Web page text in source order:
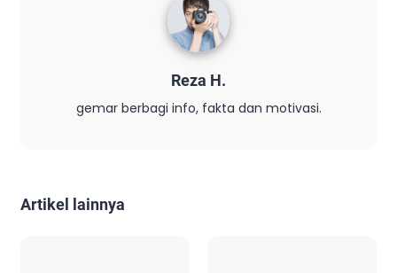
Reza H.
gemar berbagi info, fakta dan motivasi.
Artikel lainnya